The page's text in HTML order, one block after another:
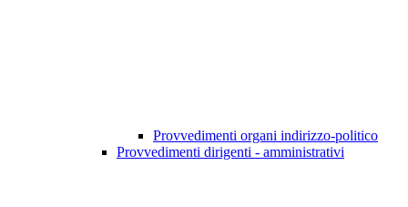
Provvedimenti organi indirizzo-politico
Provvedimenti dirigenti - amministrativi